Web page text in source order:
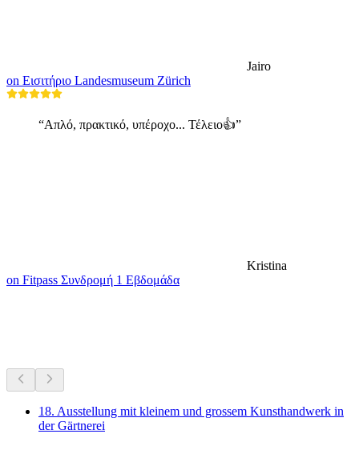
Jairo
on Εισιτήριο Landesmuseum Zürich
“Απλό, πρακτικό, υπέροχο... Τέλειο👍”
Kristina
on Fitpass Συνδρομή 1 Εβδομάδα
18. Ausstellung mit kleinem und grossem Kunsthandwerk in
der Gärtnerei